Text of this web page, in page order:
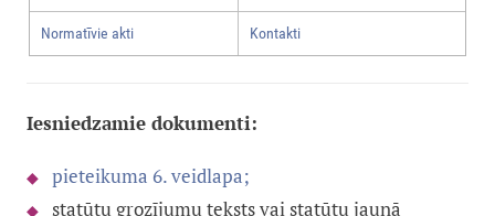
Normatīvie akti Kontakti
Iesniedzamie dokumenti:
pieteikuma 6. veidlapa;
statūtu grozījumu teksts vai statūtu jaunā